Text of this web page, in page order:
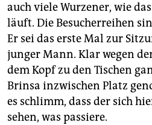
auch viele Wurzener, wie
läuft. Die Besucherreihen
Er sei das erste Mal zur
junger Mann. Klar wegen
dem Kopf zu den Tischen
Brinsa inzwischen Platz
es schlimm, dass der sich
sehen, was passiere.